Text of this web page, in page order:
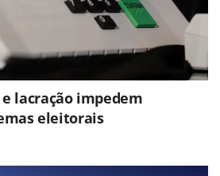
lacração impedem
eleitorais